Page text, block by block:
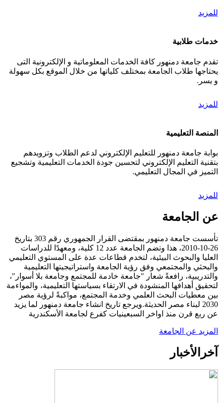
للمزيد
خدمات طلابية
تقدم جامعة دمنهور كافة الخدمات المعلوماتية و الإلكترونية التى
يحتاجها طلاب الجامعة بمختلف كلياتها من خلال الموقع بكل سهولة
و يسر.
للمزيد
المنصة التعليمية
بوابة جامعة دمنهور للتعليم الإلكتروني لدعم الطلاب وتزويدهم
بتقنية التعليم الإلكتروني لتحسين جودة الخدمات التعليمية وتشجيع
التميز في المجال التعليمي.
للمزيد
عن الجامعة
تأسست جامعة دمنهور بمقتضى القرار الجمهوري رقم 303 بتاريخ
26-10-2010، هذا وتضم الجامعة عدد 12 كلية، ومعهدًا للدراسات
العليا والبحوث البيئية، لتخدم قطاعات عدة على المستوي التعليمي
والبحثي والمجتمعي وفق رؤية الجامعة واستراتيجيتها التعليمية
والتدريبية، رافعةً شعار "جامعة خادمة للمجتمع وجامعة بلا أسوار"،
لتحقيق أهدافها المنشودة في الارتقاء بسياستها التعليمية، والمواءمة
بين معطيات البحث العلمي وخدمة المجتمع، مواكبةً لرؤية مصر
2030 لبناء مصر الحديثة.ويرجع تاريخ انشاء جامعة دمنهور لما يزيد
عن ربع قرن منذ اواخر السبعينيات كفرع لجامعة الأسكندرية
المزيد عن الجامعة
آخر الأخبار